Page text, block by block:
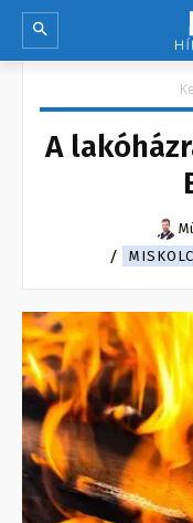
A
MISKOLC